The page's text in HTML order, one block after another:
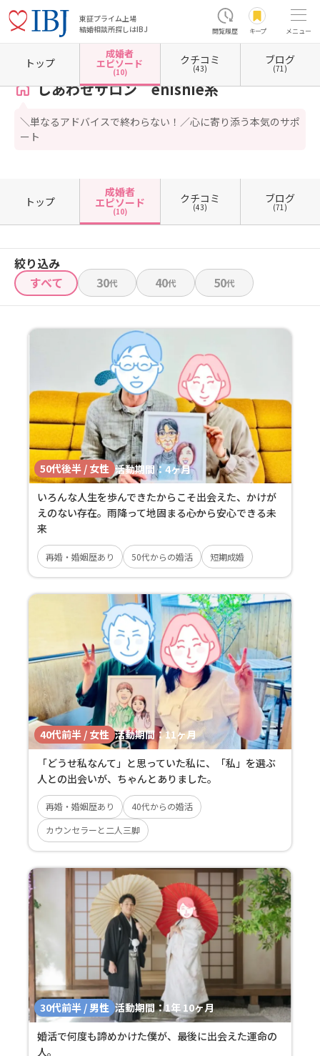
東証プライム上場
結婚相談所探しはIBJ
閲覧履歴 キープ メニュー
ホーム 愛知県の結婚相談所 愛知県半田市 しあわせサロン enishie糸 成婚者エピソ
しあわせサロン enishie糸
＼単なるアドバイスで終わらない！／心に寄り添う本気のサポ
ート
トップ
成婚者
エピソード
(10)
クチコミ
(43)
ブログ
(71)
トップ
成婚者
エピソード
(10)
クチコミ
(43)
ブログ
(71)
絞り込み
すべて
30代 40代 50代
50代後半 / 女性 活動期間： 4ヶ月
いろんな人生を歩んできたからこそ出会えた、かけが
えのない存在。雨降って地固まる――心から安心できる未
来
再婚・婚姻歴あり 50代からの婚活 短期成婚
40代前半 / 女性 活動期間：11ヶ月
「どうせ私なんて」と思っていた私に、「私」を選ぶ
人との出会いが、ちゃんとありました。
再婚・婚姻歴あり
40代からの婚活
カウンセラーと二人三脚
30代前半 / 男性 活動期間：1年 10ヶ月
婚活で何度も諦めかけた僕が、最後に出会えた運命の
人。